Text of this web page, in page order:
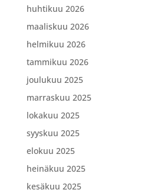
huhtikuu 2026
maaliskuu 2026
helmikuu 2026
tammikuu 2026
joulukuu 2025
marraskuu 2025
lokakuu 2025
syyskuu 2025
elokuu 2025
heinäkuu 2025
kesäkuu 2025